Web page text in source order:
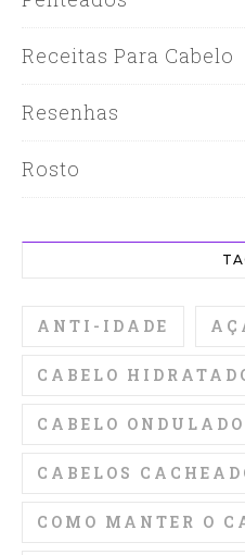
Receitas Para Cabelo
Resenhas
Rosto
ANTI-IDADE
CABELO
CABELO
CABELOS
COMO MANTER O